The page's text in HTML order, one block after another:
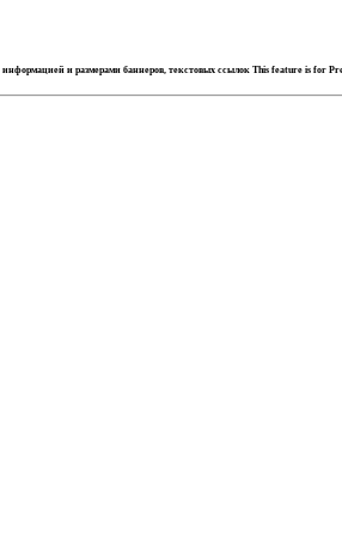
информацией и размерами баннеров, текстовых ссылок This feature is for